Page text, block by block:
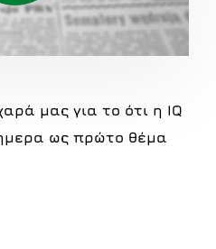
μας για το ότι η IQ
ως πρώτο θέμα